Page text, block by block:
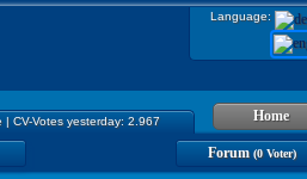
Language:
| CV-Votes yesterday: 2.967 Home
Forum(0 Voter)